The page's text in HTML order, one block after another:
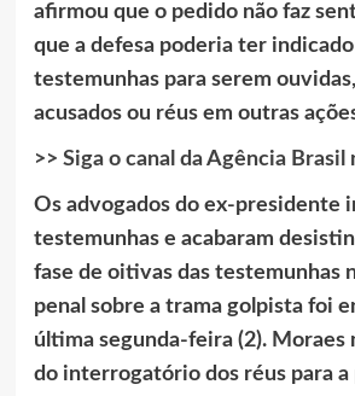
afirmou que o pedido não faz
que a defesa poderia ter
testemunhas para serem
acusados ou réus em outras
>> Siga o canal da Agência
Os advogados do ex-presidente
testemunhas e acabaram
fase de oitivas das testemunhas
penal sobre a trama golpista foi
última segunda-feira (2). Moraes
do interrogatório dos réus para a